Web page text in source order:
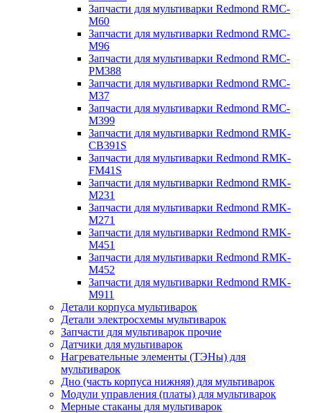
Запчасти для мультиварки Redmond RMC-
M60
Запчасти для мультиварки Redmond RMC-
M96
Запчасти для мультиварки Redmond RMC-
PM388
Запчасти для мультиварки Redmond RMC-
M37
Запчасти для мультиварки Redmond RMC-
M399
Запчасти для мультиварки Redmond RMK-
CB391S
Запчасти для мультиварки Redmond RMK-
FM41S
Запчасти для мультиварки Redmond RMK-
M231
Запчасти для мультиварки Redmond RMK-
M271
Запчасти для мультиварки Redmond RMK-
M451
Запчасти для мультиварки Redmond RMK-
M452
Запчасти для мультиварки Redmond RMK-
M911
Детали корпуса мультиварок
Детали электросхемы мультиварок
Запчасти для мультиварок прочие
Датчики для мультиварок
Нагревательные элементы (ТЭНы) для
мультиварок
Дно (часть корпуса нижняя) для мультиварок
Модули управления (платы) для мультиварок
Мерные стаканы для мультиварок